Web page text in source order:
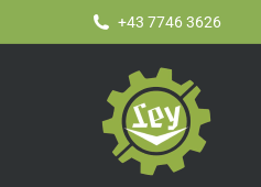
+43 7746 3626